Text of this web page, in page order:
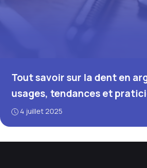
Tout savoir sur la dent en
usages, tendances et
4 juillet 2025